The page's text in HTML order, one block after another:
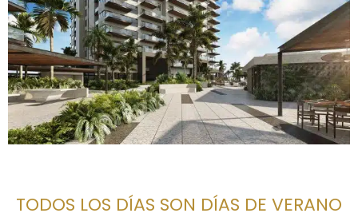
TODOS LOS DÍAS SON DÍAS DE VERANO